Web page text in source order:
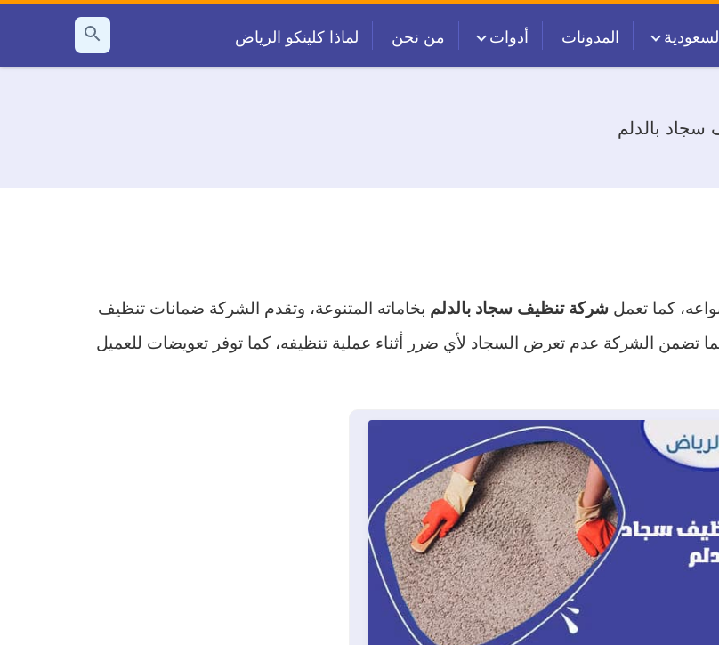
المدونات أدوات من نحن لماذا كلينكو الرياض
بحث
عن
بالدلم
كما تعمل شركة تنظيف سجاد بالدلم بخاماته المتنوعة، وتقدم الشركة ضمانات تنظيف
تضمن الشركة عدم تعرض السجاد لأي ضرر أثناء عملية تنظيفه، كما توفر تعويضات للعميل